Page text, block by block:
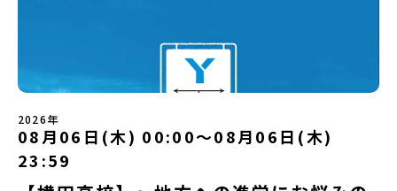
なくなった場合について参加決定後の参加お取り消しはご遠慮下さ
い。やむを得ないお取り消しの場合はお早めに事務局までご連絡く
ださい。・キャンセルポリシーやむを得ない参加お取り消しの場
い。プログラム開催日の前日＜7月27日＞から、【キャンセルのご連
絡日：お支払いいただく旅行代金】・21日目にあたる日以前：無
料・20日目-8日目：20％・7日目-2日目：30％・プログラム開始日
の前日：40％・プログラム開始日当日：50％・ご連絡無しでの不参
加またはプログラム開始後の解除：100％・催行中止について天候な
ールアドレスの変更をご希望の場合は下記の地域みらい留学公式
LINEよりご連絡をお願いします。※受信制限設定をしていると、通
知メールをお受け取りいただけません。その場合は、
します。※結果に関する個別のお問合せにはお答えしておりません
ので、ご了承ください。・お申し込みについてお申込はお一人様1回
限りです。PC・スマートフォンからお申込ください。申込後の内容
変更はできません。お申込時は、メールアドレスの入力間違いにご
注意ください。・宿泊について１室に複数(同性2～4名程度)で宿泊
確定した方には7月9日(木) 18:30～20：00に 「参加者向け事前オ
ンラインセッション」をご案内する予定です。【集合場所・時間】
盛岡駅 8月3日(月)12:00 集合【解散場所・時間】盛岡駅 8月5日(水)
14:30 解散【対象】中学2年生、中学3年生【宿泊先】ペンションき
らく※1室に複数(同性2～4名程度)で宿泊いただく予定です。【旅行
代金】無料※旅行代金に含まれる費用のうち、以下の内容が無料と
なります：・宿泊費（2泊分）・プログラム内のアクティビティ・体
験費用・一部の食事代*以下の費用は参加者のご負担となります・集
すすめの一つです。生徒たちが地元の素材を活かしたメニュー開発
を行い、町内の学校給食に「標高給食DAY」としてオリジナル給食
を提供しています。地域のイベントにも出展して広く地元の方へ届
行う高校生たちと一緒に夕食づくりを体験。地域の食文化と向き合
っている先輩から直接話を聞くことができます🎵先輩たちとの交流
は、きっと「未来へのヒント」が見つかるきっかけになります。そ
んな他にはないスペシャルな魅力がギュッと詰まった北海道標津町
でアクティビティをしたり、五感で感じるフィールドワークをしな
４３℡ 0179-20-1157(代表)✉
shuko.murata0109@gmail.comURL
https://sites.google.com/view/
2026年
08月06日(木) 00:00〜08月06日(木)
23:59